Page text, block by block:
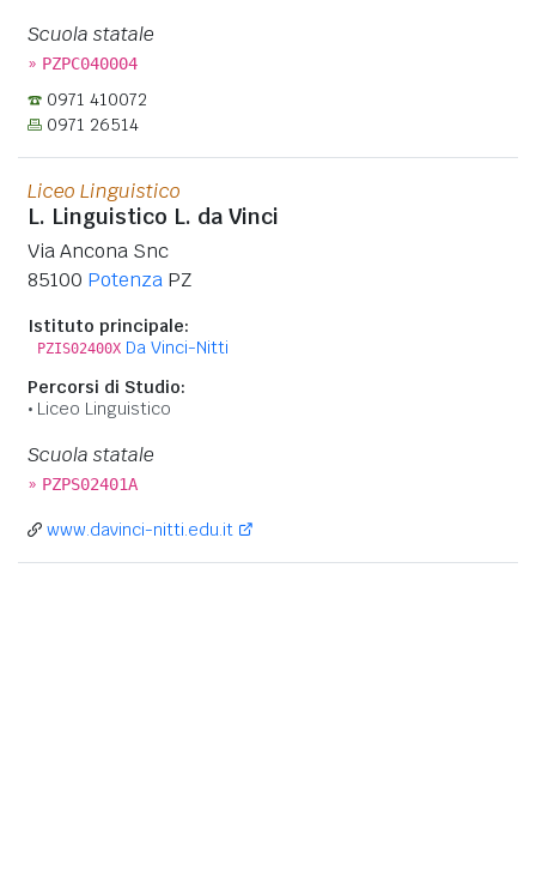
Scuola statale
» PZPC040004
0971 410072
0971 26514
Liceo Linguistico
L. Linguistico L. da Vinci
Via Ancona Snc
85100 Potenza PZ
Istituto principale:
PZIS02400X Da Vinci-Nitti
Percorsi di Studio:
Liceo Linguistico
Scuola statale
» PZPS02401A
www.davinci-nitti.edu.it